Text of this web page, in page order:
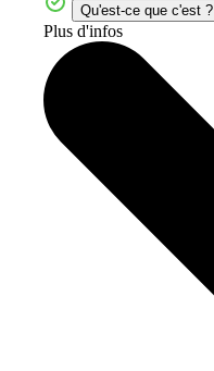
Qu'est-ce que c'est ?
Plus d'infos